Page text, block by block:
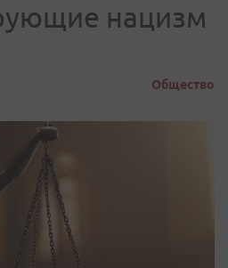
нацизм
Общество